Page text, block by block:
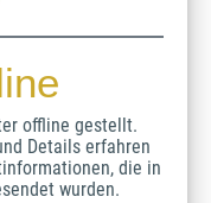
offline gestellt.
Details erfahren
die in
wurden.